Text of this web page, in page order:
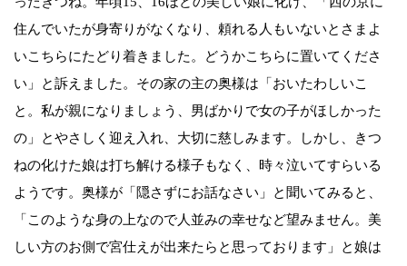
住んでいたが身寄りがなくなり、頼れる人もいないとさまよ
いこちらにたどり着きました。どうかこちらに置いてくださ
い」と訴えました。その家の主の奥様は「おいたわしいこ
と。私が親になりましょう、男ばかりで女の子がほしかった
の」とやさしく迎え入れ、大切に慈しみます。しかし、きつ
ねの化けた娘は打ち解ける様子もなく、時々泣いてすらいる
ようです。奥様が「隠さずにお話なさい」と聞いてみると、
「このような身の上なので人並みの幸せなど望みません。美
しい方のお側で宮仕えが出来たらと思っております」と娘は